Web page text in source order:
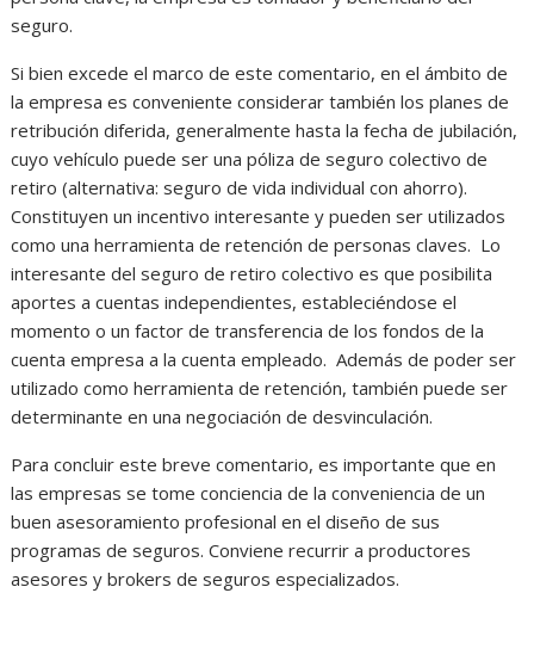
seguro.
Si bien excede el marco de este comentario, en el ámbito de
la empresa es conveniente considerar también los planes de
retribución diferida, generalmente hasta la fecha de jubilación,
cuyo vehículo puede ser una póliza de seguro colectivo de
retiro (alternativa: seguro de vida individual con ahorro).
Constituyen un incentivo interesante y pueden ser utilizados
como una herramienta de retención de personas claves. Lo
interesante del seguro de retiro colectivo es que posibilita
aportes a cuentas independientes, estableciéndose el
momento o un factor de transferencia de los fondos de la
cuenta empresa a la cuenta empleado. Además de poder ser
utilizado como herramienta de retención, también puede ser
determinante en una negociación de desvinculación.
Para concluir este breve comentario, es importante que en
las empresas se tome conciencia de la conveniencia de un
buen asesoramiento profesional en el diseño de sus
programas de seguros. Conviene recurrir a productores
asesores y brokers de seguros especializados.